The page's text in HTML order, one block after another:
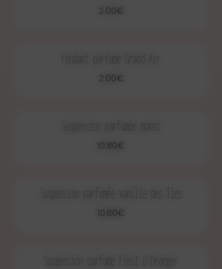
2.00€
Fondant parfumé Grand Air
2.00€
Suspension parfumée monoï
10.80€
Suspension parfumée vanille des îles
10.80€
Suspension parfumé Fleut d'Oranger